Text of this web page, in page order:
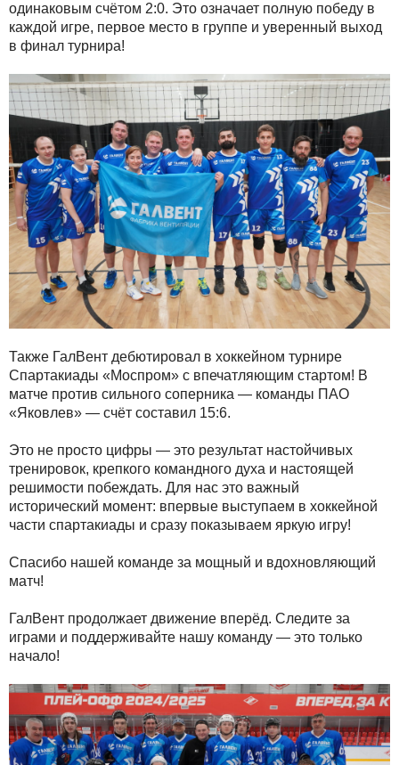
одинаковым счётом 2:0. Это означает полную победу в
каждой игре, первое место в группе и уверенный выход
в финал турнира!
Также ГалВент дебютировал в хоккейном турнире
Спартакиады «Моспром» с впечатляющим стартом! В
матче против сильного соперника — команды ПАО
«Яковлев» — счёт составил 15:6.
Это не просто цифры — это результат настойчивых
тренировок, крепкого командного духа и настоящей
решимости побеждать. Для нас это важный
исторический момент: впервые выступаем в хоккейной
части спартакиады и сразу показываем яркую игру!
Спасибо нашей команде за мощный и вдохновляющий
матч!
ГалВент продолжает движение вперёд. Следите за
играми и поддерживайте нашу команду — это только
начало!